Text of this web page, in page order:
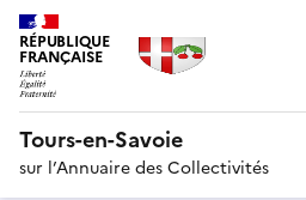
RÉPUBLIQUE
FRANÇAISE
Tours-en-Savoie
sur l’Annuaire des Collectivités